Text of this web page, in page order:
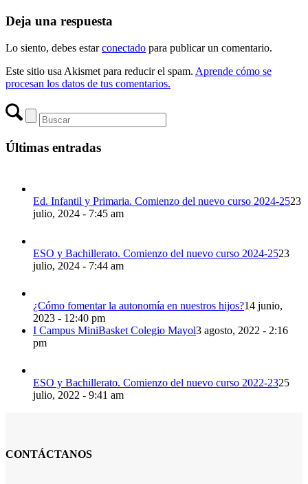
Deja una respuesta
Lo siento, debes estarconectado para publicar un comentario.
Este sitio usa Akismet para reducir el spam. Aprende cómo se
procesan los datos de tus comentarios.
Últimas entradas
Ed. Infantil y Primaria. Comienzo del nuevo curso 2024-2523
julio, 2024 - 7:45 am
ESO y Bachillerato. Comienzo del nuevo curso 2024-2523
julio, 2024 - 7:44 am
¿Cómo fomentar la autonomía en nuestros hijos?14 junio,
2023 - 12:40 pm
I Campus MiniBasket Colegio Mayol3 agosto, 2022 - 2:16
pm
ESO y Bachillerato. Comienzo del nuevo curso 2022-2325
julio, 2022 - 9:41 am
CONTÁCTANOS